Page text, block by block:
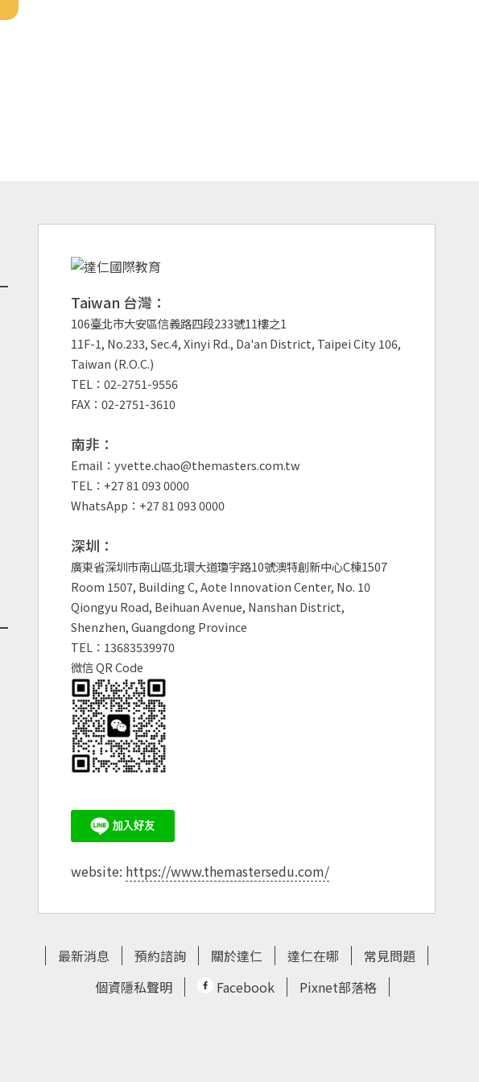
Taiwan 台灣：
106臺北市大安區信義路四段233號11樓之1
11F-1, No.233, Sec.4, Xinyi Rd., Da'an District, Taipei City 106,
Taiwan (R.O.C.)
TEL：02-2751-9556
FAX：02-2751-3610
南非：
Email：yvette.chao@themasters.com.tw
TEL：+27 81 093 0000
WhatsApp：+27 81 093 0000
深圳：
廣東省深圳市南山區北環大道瓊宇路10號澳特創新中心C棟1507
Room 1507, Building C, Aote Innovation Center, No. 10
Qiongyu Road, Beihuan Avenue, Nanshan District,
Shenzhen, Guangdong Province
TEL：13683539970
微信 QR Code
website: https://www.themastersedu.com/
最新消息 預約諮詢 關於達仁 達仁在哪
常見問題
個資隱私聲明
Facebook Pixnet部落格